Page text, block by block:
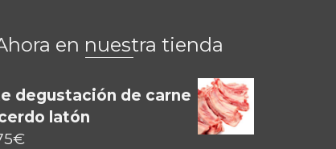
en nuestra tienda
degustación de carne
latón
€